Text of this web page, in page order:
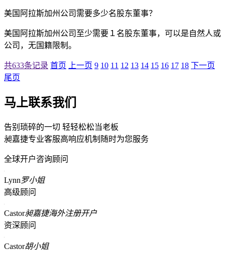
美国阿拉斯加州公司需要多少名股东董事？
美国阿拉斯加州公司至少需要１名股东董事，可以是自然人或
公司，无国籍限制。
共633条记录 首页 上一页 9 10 11 12 13 14 15 16 17 18 下一页
尾页
马上联系我们
告别琐碎的一切 轻轻松松当老板
昶嘉捷专业客服高响应机制随时为您服务
全球开户咨询顾问
Lynn罗小姐
高级顾问
Castor昶嘉捷海外注册开户
资深顾问
Castor胡小姐